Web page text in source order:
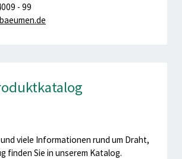
- 99
viele Informationen rund um Draht,
finden Sie in unserem Katalog.